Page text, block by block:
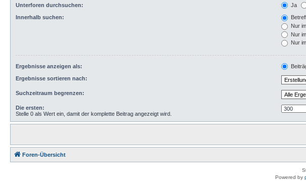
Unterforen durchsuchen: Ja
Innerhalb suchen:
Nur
Nur
Nur
Ergebnisse anzeigen als:
Ergebnisse sortieren nach:
Suchzeitraum begrenzen:
Die ersten:
Stelle 0 als Wert ein, damit der komplette Beitrag angezeigt wird.
Foren-Übersicht
Powered by